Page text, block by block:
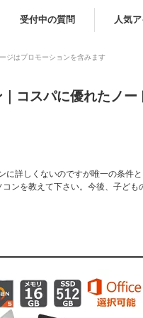
受付中の質問 人気
ジはプロモーションを含みます
コスパに優れたノー
に詳しくないのですが唯一の条件
ンを教えて下さい。今後、子ども